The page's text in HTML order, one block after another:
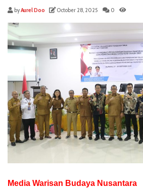
byAurel Doo October 28, 2025 0
Media Warisan Budaya Nusantara